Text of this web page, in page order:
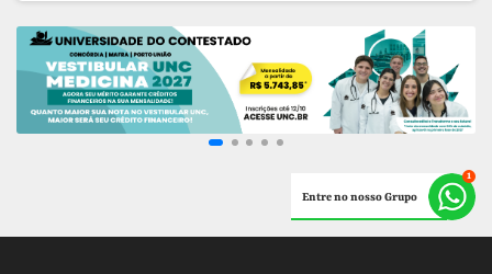
Entre no nosso Grupo